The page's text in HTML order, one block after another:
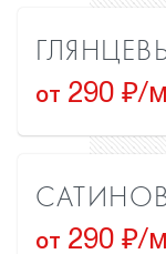
от 290 ₽/
от 290 ₽/